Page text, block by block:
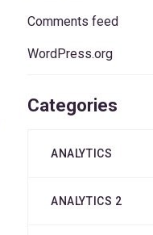
Comments feed
WordPress.org
Categories
ANALYTICS
ANALYTICS 2